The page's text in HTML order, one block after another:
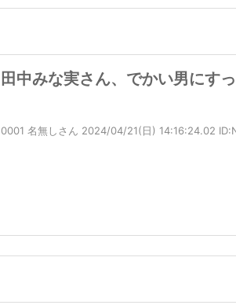
田中みな実さん、でかい男にす
0001 名無しさん 2024/04/21(日) 14:16:24.02